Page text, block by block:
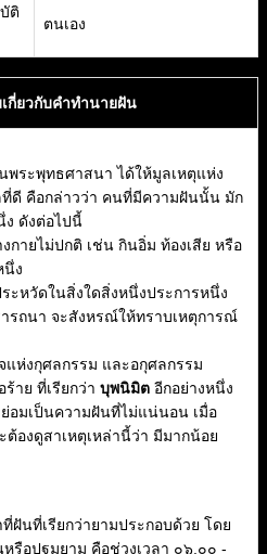
ติ
ตนเอง
กี่ยวกับคำทำนายฝัน
พระพุทธศาสนา ได้ให้มูลเหตุแห่ง
ที่ดี คือกล่าวว่า คนที่มีความฝันนั้น มัก
ง ดังต่อไปนี้
กายไม่ปกติ เช่น กินอิ่ม ท้องเสีย หรือ
นึ่ง
ะหวัดในสิ่งใดสิ่งหนึ่งประการหนึ่ง
รถนา จะสังหรณ์ให้ทราบเหตุการณ์
แห่งกุศลกรรม และอกุศลกรรม
าย ที่เรียกว่า บุพนิมิต อีกอย่างหนึ่ง
อมเป็นความฝันที่ไม่แน่นอน เมื่อ
องดูสาเหตุเหล่านี้ว่า มีมากน้อย
ฝันที่เรียกว่ายามประกอบด้วย โดย
รือปฐมยาม คือช่วงเวลา ๐๖.๐๐ -